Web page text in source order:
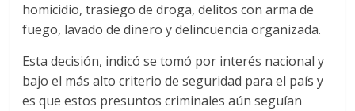
homicidio, trasiego de droga, delitos con arma de
fuego, lavado de dinero y delincuencia organizada.
Esta decisión, indicó se tomó por interés nacional y
bajo el más alto criterio de seguridad para el país y
es que estos presuntos criminales aún seguían